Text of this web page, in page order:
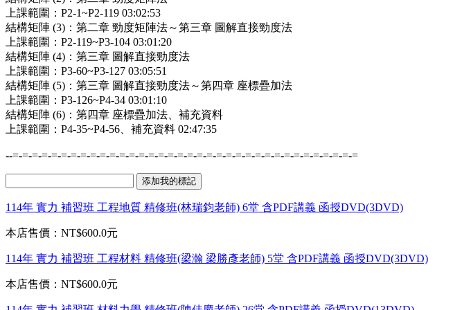
上課範圍：P2-1~P2-119 03:02:53
結構矩陣 (3)：第二章 勁度矩陣法～第三章 圖解直接勁度法
上課範圍：P2-119~P3-104 03:01:20
結構矩陣 (4)：第三章 圖解直接勁度法
上課範圍：P3-60~P3-127 03:05:51
結構矩陣 (5)：第三章 圖解直接勁度法～第四章 座標疊加法
上課範圍：P3-126~P4-34 03:01:10
結構矩陣 (6)：第四章 座標疊加法、補充資料
上課範圍：P4-35~P4-56、補充資料 02:47:35
--=-=-=-=-=-=-=-=-=-=-=-=-=-=-=-=-=-=-=-=-=-=-=-=-=-=-=-=-=-=-=-=-=-=-=-=
114年 實力 補習班 工程地質 精修班(林瑞鈞老師) 6堂 含PDF講義 函授DVD(3DVD)
本店售價： NT$600.0元
114年 實力 補習班 工程材料 精修班(梁瀚 梁勝彥老師) 5堂 含PDF講義 函授DVD(3DVD)
本店售價： NT$600.0元